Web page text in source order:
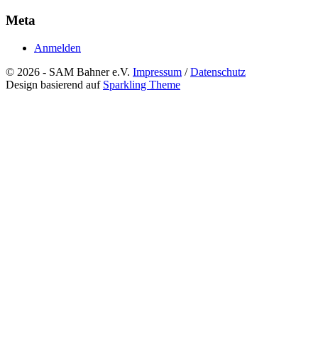
Meta
Anmelden
© 2026 - SAM Bahner e.V. Impressum /Datenschutz
Design basierend auf Sparkling Theme